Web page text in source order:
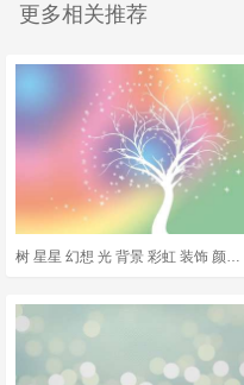
更多相关推荐
树 星星 幻想 光 背景 彩虹 装饰 颜色 禅宗 松弛